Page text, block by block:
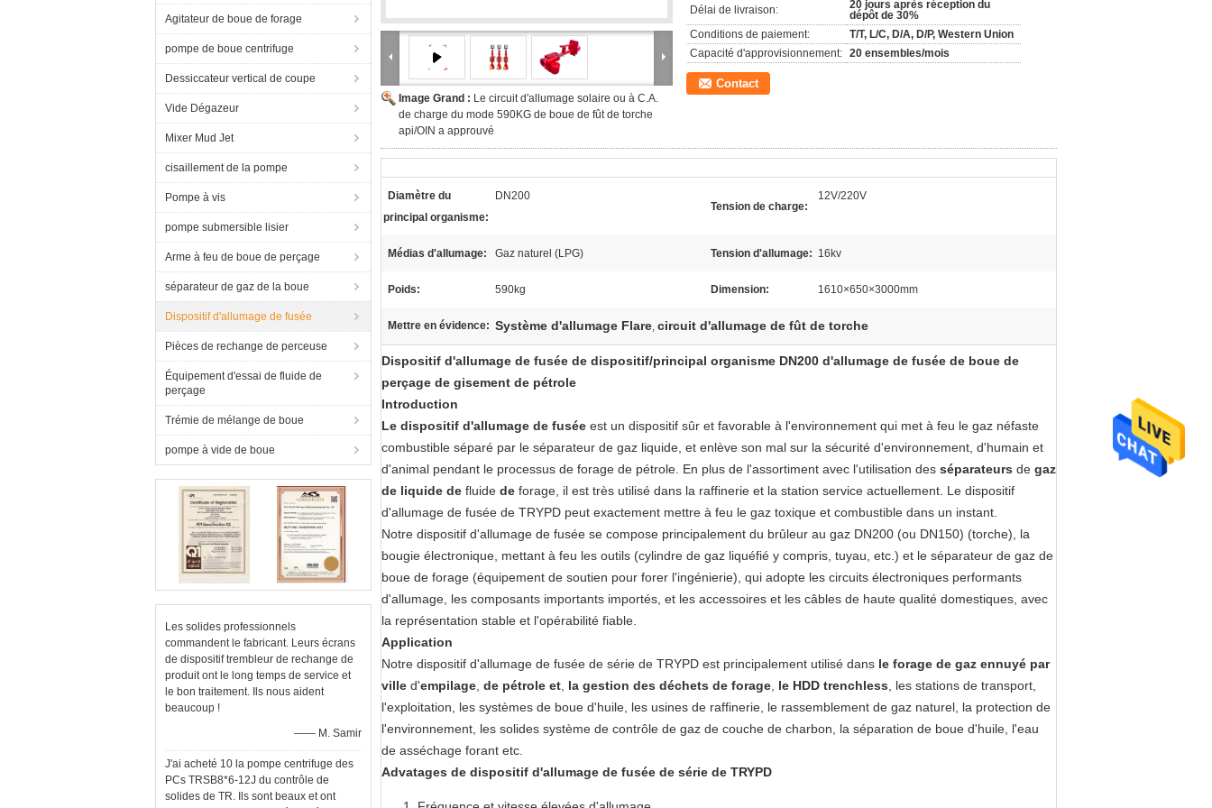
Agitateur de boue de forage
pompe de boue centrifuge
Dessiccateur vertical de coupe
Vide Dégazeur
Mixer Mud Jet
cisaillement de la pompe
Pompe à vis
pompe submersible lisier
Arme à feu de boue de perçage
séparateur de gaz de la boue
Dispositif d'allumage de fusée
Pièces de rechange de perceuse
Équipement d'essai de fluide de
perçage
Trémie de mélange de boue
pompe à vide de boue
Les solides professionnels
commandent le fabricant. Leurs écrans
de dispositif trembleur de rechange de
produit ont le long temps de service et
le bon traitement. Ils nous aident
beaucoup !
—— M. Samir
J'ai acheté 10 la pompe centrifuge des
PCs TRSB8*6-12J du contrôle de
solides de TR. Ils sont beaux et ont
Image Grand : Le circuit d'allumage solaire ou à C.A.
de charge du mode 590KG de boue de fût de torche
api/OIN a approuvé
Délai de livraison:
20 jours après réception du
dépôt de 30%
Conditions de paiement:
T/T, L/C, D/A, D/P, Western Union
Capacité d'approvisionnement: 20 ensembles/mois
Contact
Diamètre du
principal organisme:
DN200
Tension de charge:
12V/220V
Médias d'allumage: Gaz naturel (LPG) Tension d'allumage: 16kv
Poids: 590kg Dimension: 1610×650×3000mm
Mettre en évidence: Système d'allumage Flare, circuit d'allumage de fût de torche
Dispositif d'allumage de fusée de dispositif/principal organisme DN200 d'allumage de fusée de boue de
perçage de gisement de pétrole
Introduction
Le dispositif d'allumage de fusée est un dispositif sûr et favorable à l'environnement qui met à feu le gaz néfaste
combustible séparé par le séparateur de gaz liquide, et enlève son mal sur la sécurité d'environnement, d'humain et
d'animal pendant le processus de forage de pétrole. En plus de l'assortiment avec l'utilisation des séparateurs de gaz
de liquide de fluide de forage, il est très utilisé dans la raffinerie et la station service actuellement. Le dispositif
d'allumage de fusée de TRYPD peut exactement mettre à feu le gaz toxique et combustible dans un instant.
Notre dispositif d'allumage de fusée se compose principalement du brûleur au gaz DN200 (ou DN150) (torche), la
bougie électronique, mettant à feu les outils (cylindre de gaz liquéfié y compris, tuyau, etc.) et le séparateur de gaz de
boue de forage (équipement de soutien pour forer l'ingénierie), qui adopte les circuits électroniques performants
d'allumage, les composants importants importés, et les accessoires et les câbles de haute qualité domestiques, avec
la représentation stable et l'opérabilité fiable.
Application
Notre dispositif d'allumage de fusée de série de TRYPD est principalement utilisé dans le forage de gaz ennuyé par
ville d'empilage de pétrole et la gestion des déchets de forage le HDD trenchless , les stations de transport,
l'exploitation, les systèmes de boue d'huile, les usines de raffinerie, le rassemblement de gaz naturel, la protection de
l'environnement, les solides système de contrôle de gaz de couche de charbon, la séparation de boue d'huile, l'eau
de asséchage forant etc.
Advatages de dispositif d'allumage de fusée de série de TRYPD